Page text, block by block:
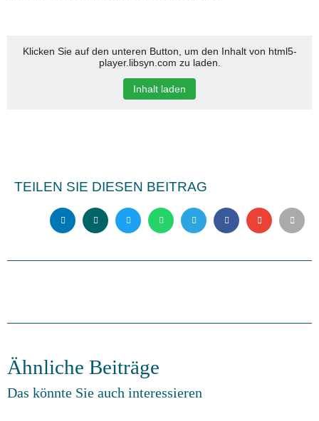
Klicken Sie auf den unteren Button, um den Inhalt von html5-
player.libsyn.com zu laden.
Inhalt laden
TEILEN SIE DIESEN BEITRAG
Ähnliche Beiträge
Das könnte Sie auch interessieren